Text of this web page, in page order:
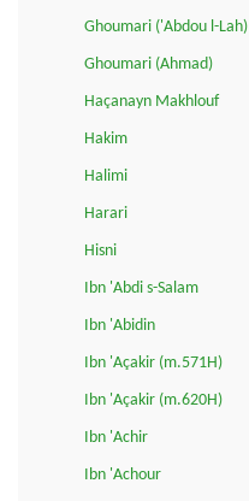
Ghoumari ('Abdou l-Lah)
Ghoumari (Ahmad)
Haçanayn Makhlouf
Hakim
Halimi
Harari
Hisni
Ibn 'Abdi s-Salam
Ibn 'Abidin
Ibn 'Açakir (m.571H)
Ibn 'Açakir (m.620H)
Ibn 'Achir
Ibn 'Achour